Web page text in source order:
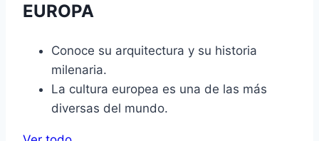
EUROPA
Conoce su arquitectura y su historia
milenaria.
La cultura europea es una de las más
diversas del mundo.